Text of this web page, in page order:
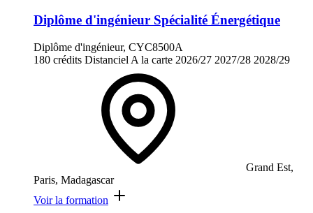
Diplôme d'ingénieur Spécialité Énergétique
Diplôme d'ingénieur, CYC8500A
180 crédits Distanciel A la carte 2026/27 2027/28 2028/29
Grand Est,
Paris, Madagascar
Voir la formation